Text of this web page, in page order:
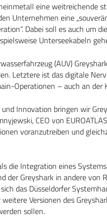
eine weitreichende
Unternehmen eine
Dabei soll es auch um die
Unterseekabeln
(AUV)
Letztere ist das digitale
Operationen – auch an der
Innovation bringen wir
CEO von
voranzutreiben und
die Integration eines
der Greyshark in andere
das Düsseldorfer
Versionen des
sollen.